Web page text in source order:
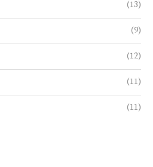
(13)
(9)
(12)
(11)
(11)